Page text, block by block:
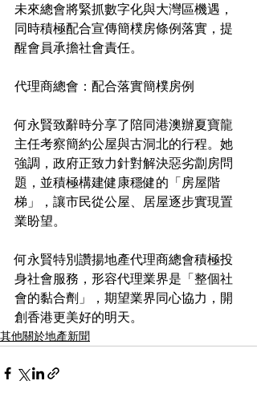
未來總會將緊抓數字化與大灣區機遇，
同時積極配合宣傳簡樸房條例落實，提
醒會員承擔社會責任。
代理商總會：配合落實簡樸房例
何永賢致辭時分享了陪同港澳辦夏寶龍
主任考察簡約公屋與古洞北的行程。她
強調，政府正致力針對解決惡劣劏房問
題，並積極構建健康穩健的「房屋階
梯」，讓市民從公屋、居屋逐步實現置
業盼望。
何永賢特別讚揚地產代理商總會積極投
身社會服務，形容代理業界是「整個社
會的黏合劑」，期望業界同心協力，開
創香港更美好的明天。
其他關於地產新聞